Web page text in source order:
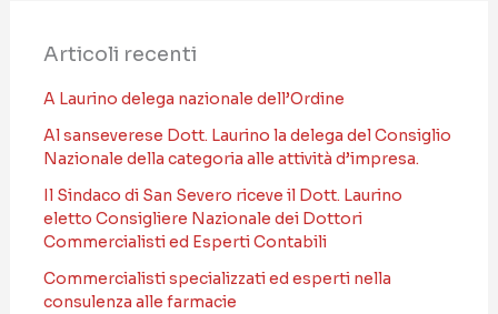
Articoli recenti
A Laurino delega nazionale dell’Ordine
Al sanseverese Dott. Laurino la delega del Consiglio
Nazionale della categoria alle attività d’impresa.
Il Sindaco di San Severo riceve il Dott. Laurino
eletto Consigliere Nazionale dei Dottori
Commercialisti ed Esperti Contabili
Commercialisti specializzati ed esperti nella
consulenza alle farmacie